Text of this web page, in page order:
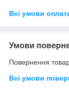
Всі умови
Умови
Повернення
Всі умови